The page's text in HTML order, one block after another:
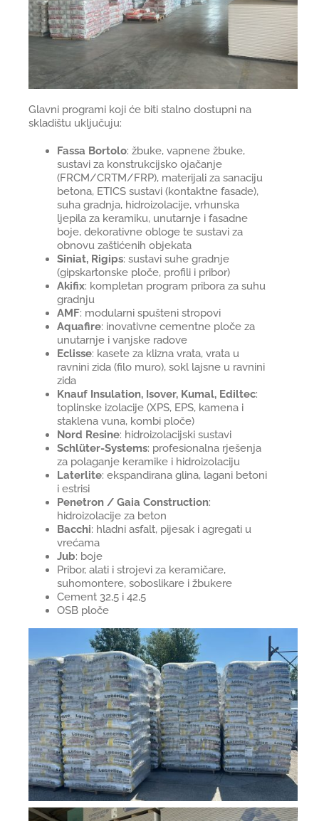
Glavni programi koji će biti stalno dostupni na
skladištu uključuju:
Fassa Bortolo: žbuke, vapnene žbuke,
sustavi za konstrukcijsko ojačanje
(FRCM/CRTM/FRP), materijali za sanaciju
betona, ETICS sustavi (kontaktne fasade),
suha gradnja, hidroizolacije, vrhunska
ljepila za keramiku, unutarnje i fasadne
boje, dekorativne obloge te sustavi za
obnovu zaštićenih objekata
Siniat, Rigips: sustavi suhe gradnje
(gipskartonske ploče, profili i pribor)
Akifix: kompletan program pribora za suhu
gradnju
AMF: modularni spušteni stropovi
Aquafire: inovativne cementne ploče za
unutarnje i vanjske radove
Eclisse: kasete za klizna vrata, vrata u
ravnini zida (filo muro), sokl lajsne u ravnini
zida
Knauf Insulation, Isover, Kumal, Ediltec:
toplinske izolacije (XPS, EPS, kamena i
staklena vuna, kombi ploče)
Nord Resine: hidroizolacijski sustavi
Schlüter-Systems: profesionalna rješenja
za polaganje keramike i hidroizolaciju
Laterlite: ekspandirana glina, lagani betoni
i estrisi
Penetron / Gaia Construction:
hidroizolacije za beton
Bacchi: hladni asfalt, pijesak i agregati u
vrećama
Jub: boje
Pribor, alati i strojevi za keramičare,
suhomontere, soboslikare i žbukere
Cement 32,5 i 42,5
OSB ploče